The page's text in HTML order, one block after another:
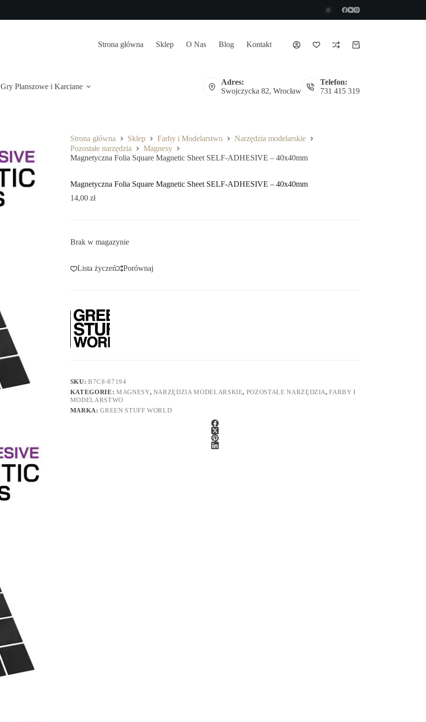
Strona główna Sklep O Nas Blog Kontakt Koszyk
Gry Planszowe i Karciane
Adres:
Swojczycka 82, Wrocław
Telefon:
731 415 319
Strona główna Sklep Farby i Modelarstwo
Narzędzia modelarskie
Pozostałe narzędzia
Magnesy
Magnetyczna Folia Square Magnetic Sheet SELF-ADHESIVE – 40x40mm
Magnetyczna Folia Square Magnetic Sheet SELF-ADHESIVE – 40x40mm
14,00 zł
Brak w magazynie
Lista życzeń Porównaj
SKU:B7C8-87194
KATEGORIE: MAGNESY, NARZĘDZIA MODELARSKIE, POZOSTAŁE NARZĘDZIA,FARBY I
MODELARSTWO
MARKA:GREEN STUFF WORLD